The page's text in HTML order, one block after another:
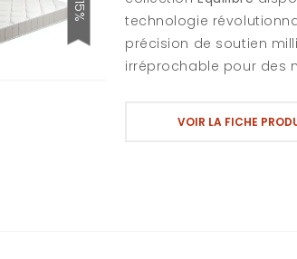
15%
technologie
précision de soutien
irréprochable pour des
VOIR LA FICHE